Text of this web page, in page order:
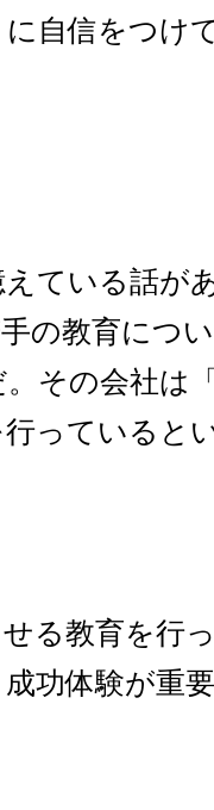
自信をつけ
ている話が
の教育につ
その会社は
っていると
せる教育を行
功体験が重